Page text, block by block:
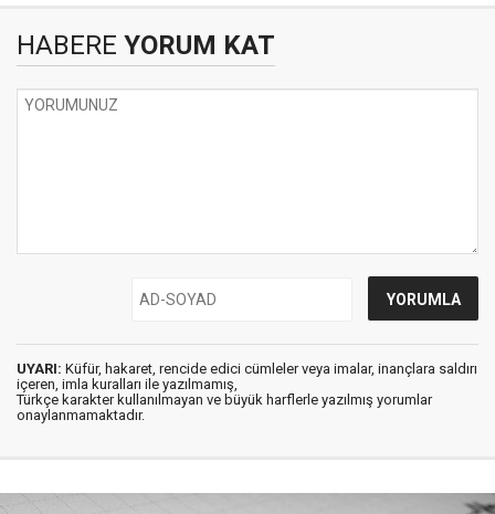
HABERE YORUM KAT
UYARI: Küfür, hakaret, rencide edici cümleler veya imalar, inançlara saldırı
içeren, imla kuralları ile yazılmamış,
Türkçe karakter kullanılmayan ve büyük harflerle yazılmış yorumlar
onaylanmamaktadır.